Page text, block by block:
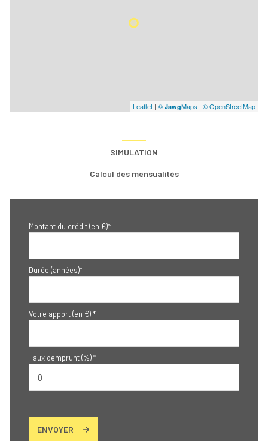
Leaflet | © JawgMaps | © OpenStreetMap
SIMULATION
Calcul des mensualités
Montant du crédit (en €)*
Durée (années)*
Votre apport (en €) *
Taux d'emprunt (%) *
ENVOYER